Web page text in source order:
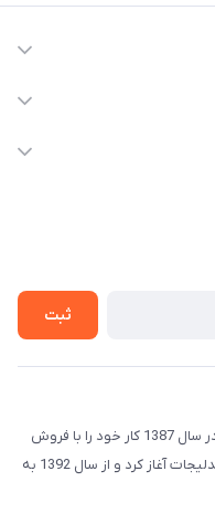
ثبت
فروشگاه اینترنتی بستویز ( اسفندیان سابق ) در سال 1387 کار خود را با فروش
اسباب بازی ، لوازم جانبی موبایل ، کامپیوتر و بدلیجات آغاز کرد و از سال 1392 به